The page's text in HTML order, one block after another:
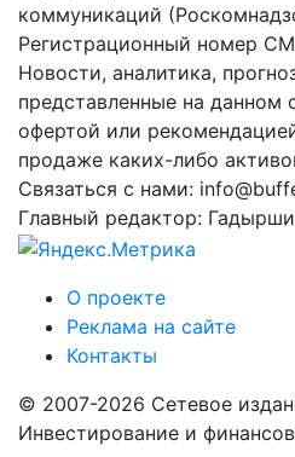
коммуникаций
Регистрационный номер
Новости, аналитика,
представленные на данном
офертой или
продаже каких-либо
Связаться с нами:
Главный редактор:
О проекте
Реклама на сайте
Контакты
© 2007-2026 Сетевое
Инвестирование и